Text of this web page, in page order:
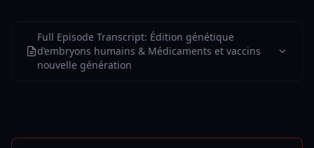
Full Episode Transcript: Édition génétique
d’embryons humains & Médicaments et vaccins
nouvelle génération